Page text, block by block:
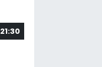
21:30